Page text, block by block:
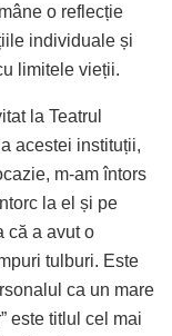
o reflecție
individuale și
limitele vieții.
la Teatrul
acestei instituții,
m-am întors
la el și pe
că a avut o
tulburi. Este
ca un mare
este titlul cel mai